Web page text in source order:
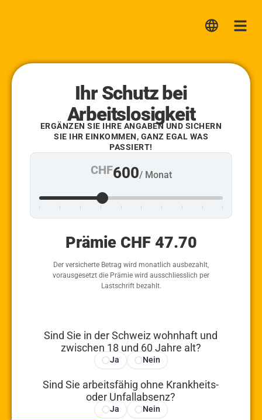
Ihr Schutz bei
Arbeitslosigkeit
ERGÄNZEN SIE IHRE ANGABEN UND SICHERN
SIE IHR EINKOMMEN, GANZ EGAL WAS
PASSIERT!
Sind Sie in der Schweiz wohnhaft und
zwischen 18 und 60 Jahre alt?
Ja Nein
Sind Sie arbeitsfähig ohne Krankheits-
oder Unfallabsenz?
Ja Nein
CHF600/ Monat
Prämie CHF 47.70
Der versicherte Betrag wird monatlich ausbezahlt,
vorausgesetzt die Prämie wird ausschliesslich per
Lastschrift bezahlt.